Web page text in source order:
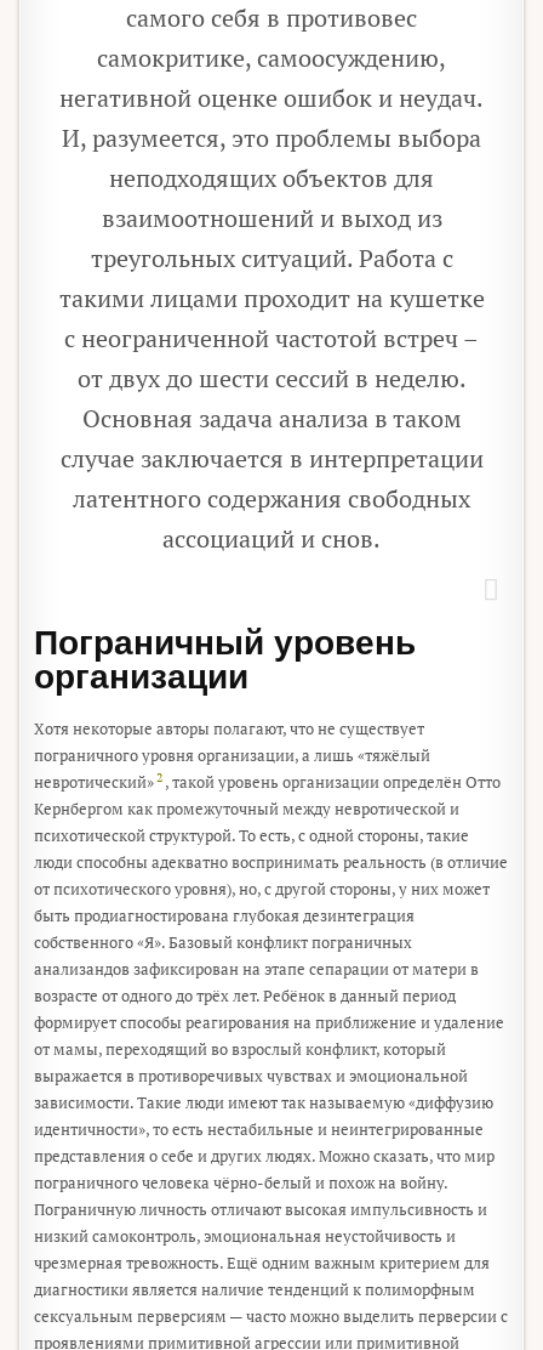
самого себя в противовес
самокритике, самоосуждению,
негативной оценке ошибок и неудач.
И, разумеется, это проблемы выбора
неподходящих объектов для
взаимоотношений и выход из
треугольных ситуаций. Работа с
такими лицами проходит на кушетке
с неограниченной частотой встреч –
от двух до шести сессий в неделю.
Основная задача анализа в таком
случае заключается в интерпретации
латентного содержания свободных
ассоциаций и снов.
Пограничный уровень
организации
Хотя некоторые авторы полагают, что не существует
пограничного уровня организации, а лишь «тяжёлый
невротический»2 , такой уровень организации определён Отто
Кернбергом как промежуточный между невротической и
психотической структурой. То есть, с одной стороны, такие
люди способны адекватно воспринимать реальность (в отличие
от психотического уровня), но, с другой стороны, у них может
быть продиагностирована глубокая дезинтеграция
собственного «Я». Базовый конфликт пограничных
анализандов зафиксирован на этапе сепарации от матери в
возрасте от одного до трёх лет. Ребёнок в данный период
формирует способы реагирования на приближение и удаление
от мамы, переходящий во взрослый конфликт, который
выражается в противоречивых чувствах и эмоциональной
зависимости. Такие люди имеют так называемую «диффузию
идентичности», то есть нестабильные и неинтегрированные
представления о себе и других людях. Можно сказать, что мир
пограничного человека чёрно-белый и похож на войну.
Пограничную личность отличают высокая импульсивность и
низкий самоконтроль, эмоциональная неустойчивость и
чрезмерная тревожность. Ещё одним важным критерием для
диагностики является наличие тенденций к полиморфным
сексуальным перверсиям — часто можно выделить перверсии с
проявлениями примитивной агрессии или примитивной